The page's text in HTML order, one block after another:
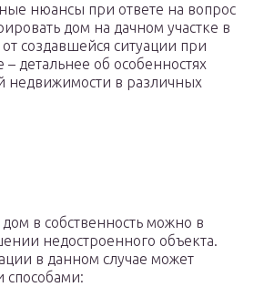
нюансы при ответе на вопрос
дом на дачном участке в
создавшейся ситуации при
детальнее об особенностях
недвижимости в различных
в собственность можно в
недостроенного объекта.
в данном случае может
способами: